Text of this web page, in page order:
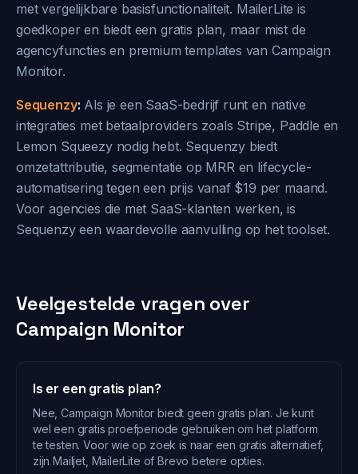
met vergelijkbare basisfunctionaliteit. MailerLite is
goedkoper en biedt een gratis plan, maar mist de
agencyfuncties en premium templates van Campaign
Monitor.
Sequenzy: Als je een SaaS-bedrijf runt en native
integraties met betaalproviders zoals Stripe, Paddle en
Lemon Squeezy nodig hebt. Sequenzy biedt
omzetattributie, segmentatie op MRR en lifecycle-
automatisering tegen een prijs vanaf $19 per maand.
Voor agencies die met SaaS-klanten werken, is
Sequenzy een waardevolle aanvulling op het toolset.
Veelgestelde vragen over
Campaign Monitor
Is er een gratis plan?
Nee, Campaign Monitor biedt geen gratis plan. Je kunt
wel een gratis proefperiode gebruiken om het platform
te testen. Voor wie op zoek is naar een gratis alternatief,
zijn Mailjet, MailerLite of Brevo betere opties.